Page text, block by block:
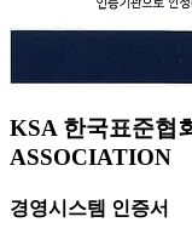
KSA 한국표준협
ASSOCIATION
경영시스템 인증서